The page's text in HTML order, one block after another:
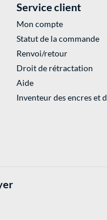
Service client
Mon compte
Statut de la commande
Renvoi/retour
Droit de rétractation
Aide
Inventeur des encres et